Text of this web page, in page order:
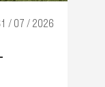
/ 07 / 2026